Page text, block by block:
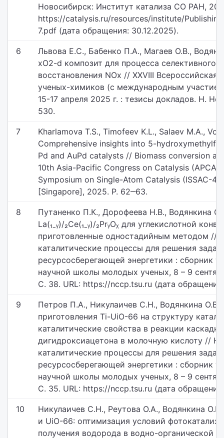
Новосибирск: Институт катализа СО РАН,
https://catalysis.ru/resources/institute/
7.pdf (дата обращения: 30.12.2025).
6
Львова Е.С., Бабенко П.А., Магаев О.В.,
xO2-d композит для процесса селективного
восстановления NOx // XXVIII
ученых-химиков (с международным
15-17 апреля 2025 г. : тезисы докладов. Н.
530.
7
Kharlamova T.S., Timofeev K.L., Salaev M.A.,
Comprehensive insights into 5-
Pd and AuPd catalysts // Biomass conversion
10th Asia-Pacific Congress on Catalysis
Symposium on Single-Atom Catalysis (ISSAC-
[Singapore], 2025. P. 62‒63.
8
Путаненко П.К., Дорофеева Н.В., Водянкина
La(₁ˍᵧ)/₂Ce(₁ˍᵧ)/₂PrᵧOᵪ для углекислотной
приготовленные одностадийным методом //
каталитические процессы для решения
ресурсосберегающей энергетики : сборник
научной школы молодых ученых, 8 – 9
С. 38. URL: https://nccp.tsu.ru (дата
9
Петров П.А., Никулаичев С.Н., Водянкина О.В.
приготовления Ti-UiO-66 на структуру
каталитические свойства в реакции
дигидроксиацетона в молочную кислоту //
каталитические процессы для решения
ресурсосберегающей энергетики : сборник
научной школы молодых ученых, 8 – 9
С. 35. URL: https://nccp.tsu.ru (дата
10
Никулаичев С.Н., Реутова О.А., Водянкина
и UiO-66: оптимизация условий
получения водорода в водно-органической